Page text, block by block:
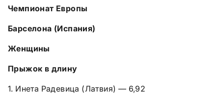
Чемпионат Европы
Барселона (Испания)
Женщины
Прыжок в длину
1. Инета Радевица (Латвия) — 6,92